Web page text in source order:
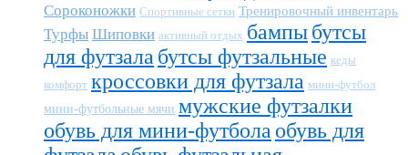
Сороконожки Спортивные сетки Тренировочный инвентарь
Турфы Шиповки активный отдых бампыбутсы
для футзала бутсы футзальные кеды
комфорт кроссовки для футзала мини-футбол
мини-футбольные мячи мужские футзалки
обувь для мини-футбола обувь для